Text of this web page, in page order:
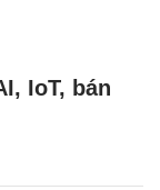
IoT, bán